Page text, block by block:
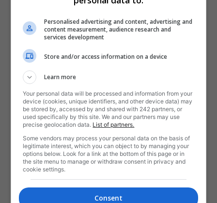
Personalised advertising and content, advertising and
content measurement, audience research and
services development
Store and/or access information on a device
Learn more
Your personal data will be processed and information from your
device (cookies, unique identifiers, and other device data) may
be stored by, accessed by and shared with 242 partners, or
used specifically by this site. We and our partners may use
precise geolocation data. List of partners.
Some vendors may process your personal data on the basis of
legitimate interest, which you can object to by managing your
options below. Look for a link at the bottom of this page or in
the site menu to manage or withdraw consent in privacy and
cookie settings.
Consent